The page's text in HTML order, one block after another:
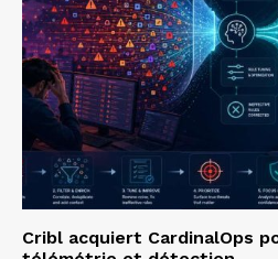
Cribl acquiert CardinalOps